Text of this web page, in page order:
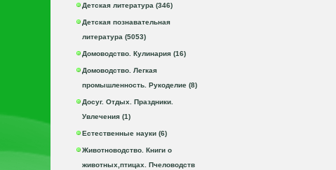
Детская литература (346)
Детская познавательная
литература (5053)
Домоводство. Кулинария (16)
Домоводство. Легкая
промышленность. Рукоделие (8)
Досуг. Отдых. Праздники.
Увлечения (1)
Естественные науки (6)
Животноводство. Книги о
животных,птицах. Пчеловодств